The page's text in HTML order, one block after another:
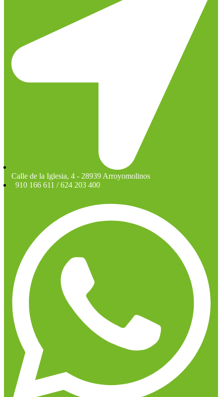
Calle de la Iglesia, 4 - 28939 Arroyomolinos
910 166 611 / 624 203 400